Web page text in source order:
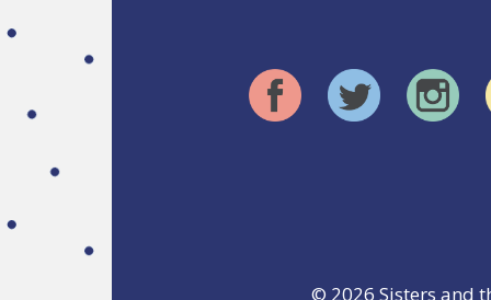
© 2026 Sisters and